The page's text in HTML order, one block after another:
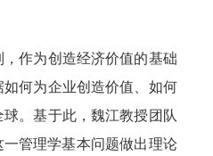
作为创造经济价值的基础
何为企业创造价值、如何
。基于此，魏江教授团队
管理学基本问题做出理论